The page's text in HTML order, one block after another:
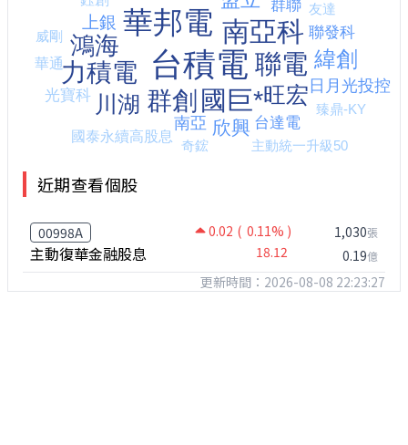
近期查看個股
00998A 0.02 ( 0.11% )
主動復華金融股息 18.12
1,030張
0.19億
更新時間：2026-08-08 22:23:27